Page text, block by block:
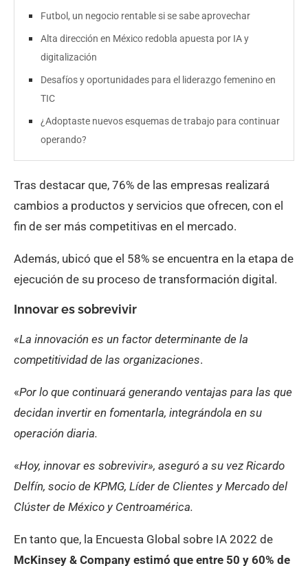
Futbol, un negocio rentable si se sabe aprovechar
Alta dirección en México redobla apuesta por IA y
digitalización
Desafíos y oportunidades para el liderazgo femenino en
TIC
¿Adoptaste nuevos esquemas de trabajo para continuar
operando?
Tras destacar que, 76% de las empresas realizará
cambios a productos y servicios que ofrecen, con el
fin de ser más competitivas en el mercado.
Además, ubicó que el 58% se encuentra en la etapa de
ejecución de su proceso de transformación digital.
Innovar es sobrevivir
«La innovación es un factor determinante de la
competitividad de las organizaciones.
«Por lo que continuará generando ventajas para las que
decidan invertir en fomentarla, integrándola en su
operación diaria.
«Hoy, innovar es sobrevivir», aseguró a su vez Ricardo
Delfín, socio de KPMG, Líder de Clientes y Mercado del
Clúster de México y Centroamérica.
En tanto que, la Encuesta Global sobre IA 2022 de
McKinsey & Company estimó que entre 50 y 60% de